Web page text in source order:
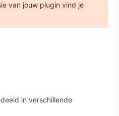
van jouw plugin vind je
in verschillende